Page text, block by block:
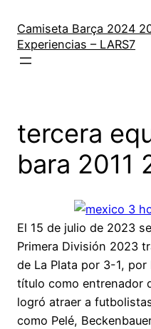
contenido
Camiseta Barça 2024
Experiencias – LARS7
tercera
bara 2011
El 15 de julio de 2023
Primera División 2023
de La Plata por 3-1,
título como entrenador
logró atraer a
como Pelé,